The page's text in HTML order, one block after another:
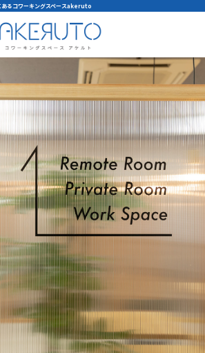
るコワーキングスペースakeruto